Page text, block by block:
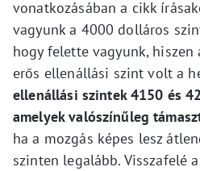
vonatkozásában a cikk
vagyunk a 4000 dolláros
hogy felette vagyunk,
erős ellenállási szint volt a
ellenállási szintek 4150 és
amelyek valószínűleg
ha a mozgás képes lesz
szinten legalább. Visszafelé